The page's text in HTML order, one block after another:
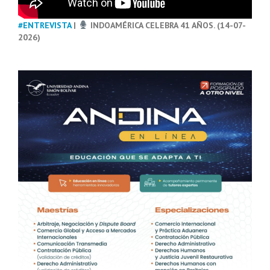
#ENTREVISTA|
INDOAMÉRICA CELEBRA 41 AÑOS. (14-07-
2026)